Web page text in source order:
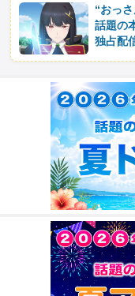
“おっ
話題の
独占配